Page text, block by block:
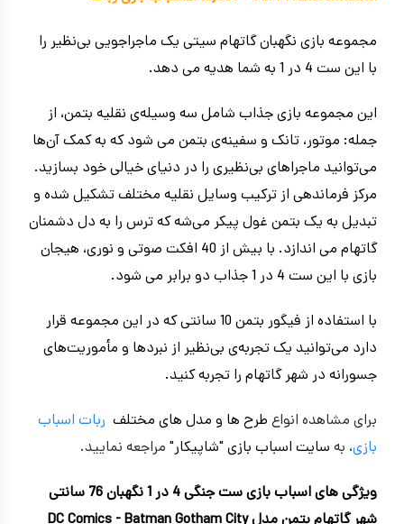
مجموعه بازی نگهبان گاتهام سیتی یک ماجراجویی بی‌نظیر را
با این ست 4 در 1 به شما هدیه می دهد.
این مجموعه بازی جذاب شامل سه وسیله‌ی نقلیه بتمن، از
جمله: موتور، تانک و سفینه‌ی بتمن می شود که به کمک آن‌ها
می‌توانید ماجراهای بی‌نظیری را در دنیای خیالی خود بسازید.
مرکز فرماندهی از ترکیب وسایل نقلیه مختلف تشکیل شده و
تبدیل به یک بتمن غول پیکر می‌شه که ترس را به دل دشمنان
گاتهام می اندازد. با بیش از 40 افکت صوتی و نوری، هیجان
بازی با این ست 4 در 1 جذاب دو برابر می شود.
با استفاده از فیگور بتمن 10 سانتی که در این مجموعه قرار
دارد می‌توانید یک تجربه‌ی بی‌نظیر از نبردها و مأموریت‌های
جسورانه در شهر گاتهام را تجربه کنید.
برای مشاهده انواع طرح ها و مدل های مختلف ربات اسباب
بازی، به سایت اسباب بازی "شاپیکار" مراجعه نمایید.
ویژگی های اسباب بازی ست جنگی 4 در 1 نگهبان 76 سانتی